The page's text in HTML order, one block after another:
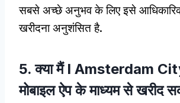
सबसे अच्छे अनुभव के लिए इसे
खरीदना अनुशंसित है.
5. क्या मैं I Amsterdam
मोबाइल ऐप के माध्यम से खरीद